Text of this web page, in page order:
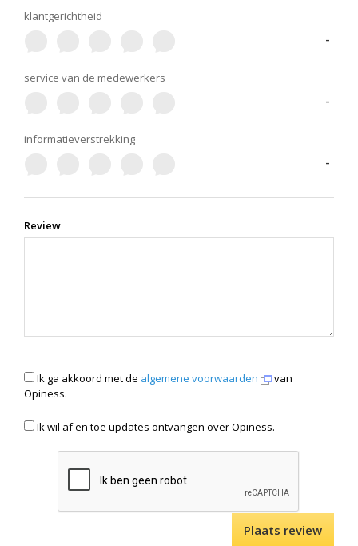
klantgerichtheid
-
service van de medewerkers
-
informatieverstrekking
-
Review
Ik ga akkoord met de algemene voorwaarden
van
Opiness.
Ik wil af en toe updates ontvangen over Opiness.